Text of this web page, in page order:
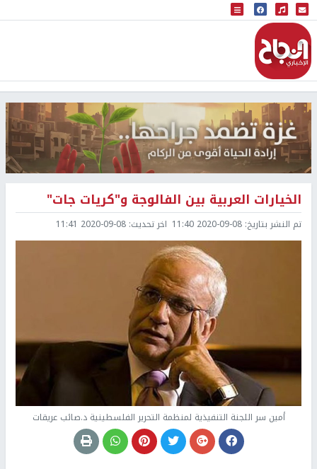
البث المباشر
إذاعة النجاح
الخيارات العربية بين الفالوجة و"كريات جات"
تم النشر بتاريخ: 2020-09-08 11:40 اخر تحديث: 2020-09-08 11:41
أمين سر اللجنة التنفيذية لمنظمة التحرير الفلسطينية د.صائب عريقات